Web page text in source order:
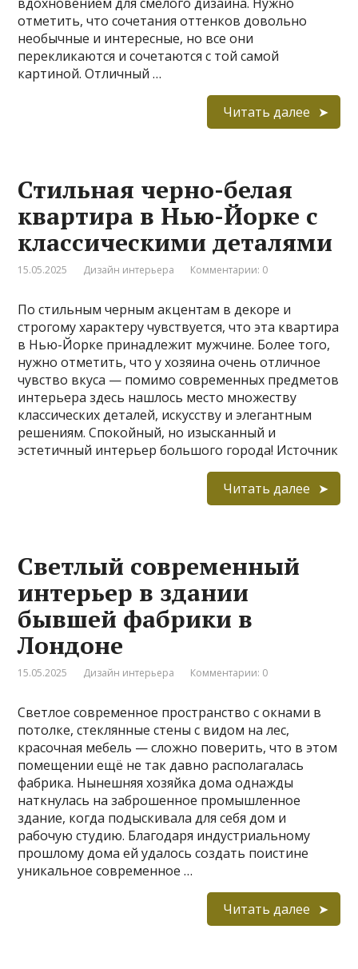
отметить, что сочетания оттенков довольно
необычные и интересные, но все они
перекликаются и сочетаются с той самой
картиной. Отличный …
Читать далее
Стильная черно-белая
квартира в Нью-Йорке с
классическими деталями
15.05.2025 Дизайн интерьера Комментарии: 0
По стильным черным акцентам в декоре и
строгому характеру чувствуется, что эта квартира
в Нью-Йорке принадлежит мужчине. Более того,
нужно отметить, что у хозяина очень отличное
чувство вкуса — помимо современных предметов
интерьера здесь нашлось место множеству
классических деталей, искусству и элегантным
решениям. Спокойный, но изысканный и
эстетичный интерьер большого города! Источник
Читать далее
Светлый современный
интерьер в здании
бывшей фабрики в
Лондоне
15.05.2025 Дизайн интерьера Комментарии: 0
Светлое современное пространство с окнами в
потолке, стеклянные стены с видом на лес,
красочная мебель — сложно поверить, что в этом
помещении ещё не так давно располагалась
фабрика. Нынешняя хозяйка дома однажды
наткнулась на заброшенное промышленное
здание, когда подыскивала для себя дом и
рабочую студию. Благодаря индустриальному
прошлому дома ей удалось создать поистине
уникальное современное …
Читать далее